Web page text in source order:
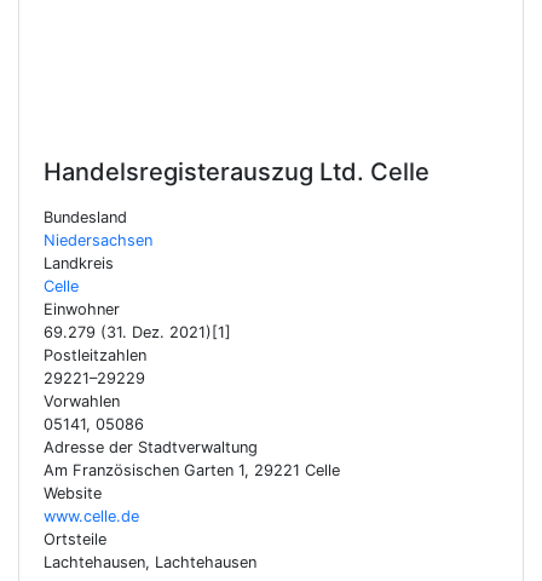
Handelsregisterauszug Ltd. Celle
Bundesland
Niedersachsen
Landkreis
Celle
Einwohner
69.279 (31. Dez. 2021)[1]
Postleitzahlen
29221–29229
Vorwahlen
05141, 05086
Adresse der Stadtverwaltung
Am Französischen Garten 1, 29221 Celle
Website
www.celle.de
Ortsteile
Lachtehausen, Lachtehausen